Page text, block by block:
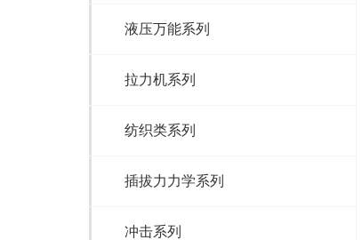
液压万能系列
拉力机系列
纺织类系列
插拔力力学系列
冲击系列